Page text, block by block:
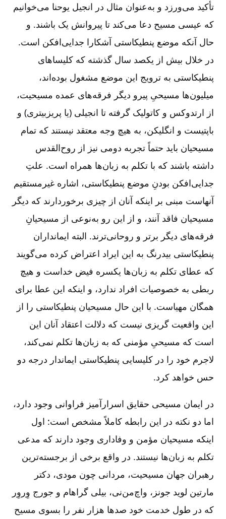
تأکید می‌ورزد و به‌عنوان مثال در انجیل یوحنا می‌خوانیم
که عیسی مسیح دعا می‌کند تا پیروانش یک باشند. و
حال آنکه موضع پنطیکاستی آشکارا جدایی‌افکن است.
در خلال بیش از یکصد سال گذشته که کلیساهای
پنطیکاستی به ترویج این موضع مشغول بوده‌اند،
میلیون‌ها مسیحیِ پیرو دیگر فرقه‌های عمده مسیحیت،
از ارتدوکس و کاتولیک گرفته تا انجیلی (یا پریزبیتری) و
باپتیست و انگلیکن، به هیچ وجه معتقد نیستند که تمام
مسیحیان باید حتماً تجربه دومی نیز از روح‌القدس
داشته باشند که با تکلم به زبان‌ها همراه است. علتِ
جدایی‌افکن بودنِ موضع پنطیکاستی، اشاره غیرمستقیم
آنهاست مبنی بر اینکه آنان از چیزی برخوردارند که دیگر
مسیحیان فاقد آنند، و از این رو به‌نوعی از مسیحیانِ
فرقه‌های دیگر برتر و روحانی‌ترند. البته ایمانداران
پنطیکاستی بیدرنگ به این ایراد اعتراض کرده می‌گویند
که عطای تکلم به زبان‌ها یکسره فیض خداست و هیچ
ربطی به خصوصیات افراد ندارد، و اینکه این عطا برای
همگان مهیاست. با این حال مسیحیان پنطیکاستی را از
این واقعیت گریزی نیست که دلالت اعتقاد آنان این
است که مسیحیِ مؤمنی که به زبان‌ها تکلم نمی‌کند،
لاجرم خود را در کلیسایی پنطیکاستی ایماندار درجه دو
حس خواهد کرد.
در ایمان مسیحی حقایق اسرارآمیز فراوانی وجود دارد،
اما دو نکته در این رابطه کاملاً مشخص است: اول
اینکه مسیحیان مؤمن و وفاداری وجود دارند که مدعی
تکلم به زبان‌ها نیستند. در واقع برخی از برجسته‌ترین
رهبران جهان مسیحیت، مردانی چون مودی، دکتر
مارتین لوید جونز، واچ‌من‌نی، بیلی گراهام و جورج وِروِر
که در طول خدمت خود صدها هزار نفر را بسوی مسیح